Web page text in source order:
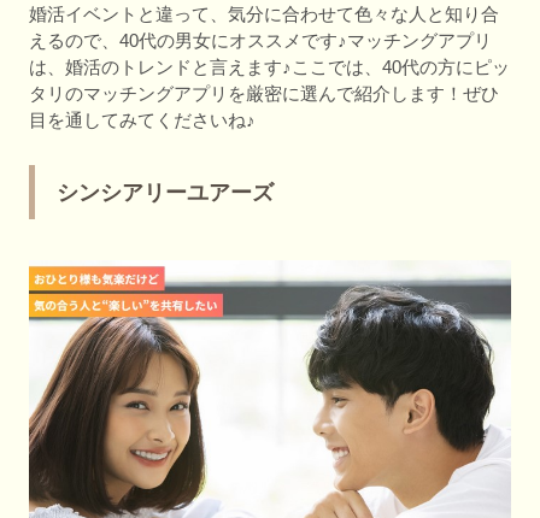
婚活イベントと違って、気分に合わせて色々な人と知り合
えるので、40代の男女にオススメです♪マッチングアプリ
は、婚活のトレンドと言えます♪ここでは、40代の方にピッ
タリのマッチングアプリを厳密に選んで紹介します！ぜひ
目を通してみてくださいね♪
シンシアリーユアーズ